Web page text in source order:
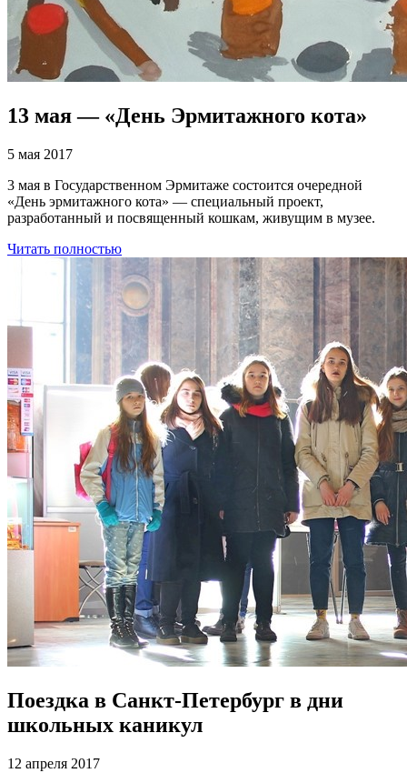
13 мая — «День Эрмитажного кота»
5 мая 2017
3 мая в Государственном Эрмитаже состоится очередной
«День эрмитажного кота» — специальный проект,
разработанный и посвященный кошкам, живущим в музее.
Читать полностью
Поездка в Санкт-Петербург в дни
школьных каникул
12 апреля 2017